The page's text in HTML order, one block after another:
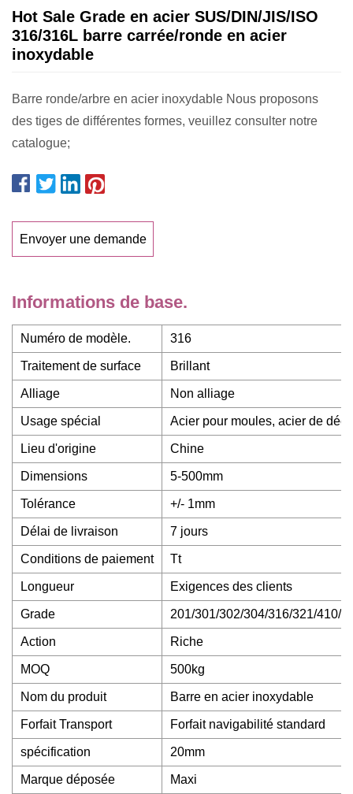
Hot Sale Grade en acier SUS/DIN/JIS/ISO
316/316L barre carrée/ronde en acier
inoxydable
Barre ronde/arbre en acier inoxydable Nous proposons
des tiges de différentes formes, veuillez consulter notre
catalogue;
Envoyer une demande
Informations de base.
Numéro de modèle. 316
Traitement de surface Brillant
Alliage Non alliage
Usage spécial Acier pour moules, acier de
Lieu d'origine Chine
Dimensions 5-500mm
Tolérance +/- 1mm
Délai de livraison 7 jours
Conditions de paiement Tt
Longueur Exigences des clients
Grade 201/301/302/304/316/321/410/
Action Riche
MOQ 500kg
Nom du produit Barre en acier inoxydable
Forfait Transport Forfait navigabilité standard
spécification 20mm
Marque déposée Maxi